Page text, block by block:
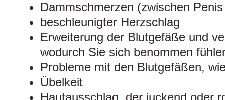
Dammschmerzen (zwischen
beschleunigter Herzschlag
Erweiterung der Blutgefäße und
wodurch Sie sich benommen
Probleme mit den Blutgefäßen,
Übelkeit